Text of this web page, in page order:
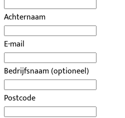
Achternaam
E-mail
Bedrijfsnaam (optioneel)
Postcode